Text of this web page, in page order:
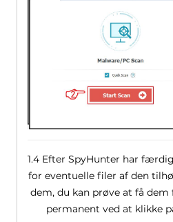
1.4 Efter SpyHunter har
for eventuelle filer af den
dem, du kan prøve at få
permanent ved at klikke